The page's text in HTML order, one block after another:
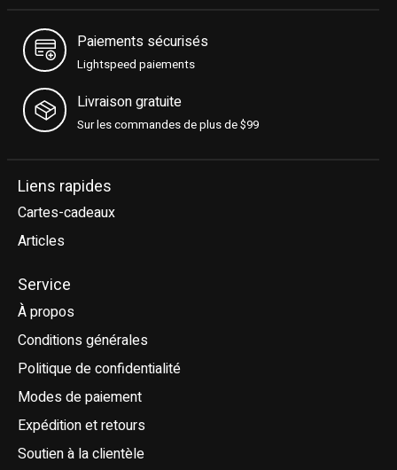
Paiements sécurisés
Lightspeed paiements
Livraison gratuite
Sur les commandes de plus de $99
Liens rapides
Cartes-cadeaux
Articles
Service
À propos
Conditions générales
Politique de confidentialité
Modes de paiement
Expédition et retours
Soutien à la clientèle